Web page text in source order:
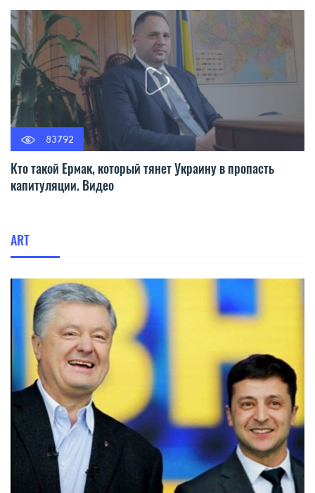
83792
Кто такой Ермак, который тянет Украину в пропасть
капитуляции. Видео
ART